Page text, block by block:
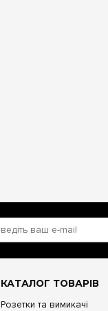
КАТАЛОГ ТОВАРІВ
Розетки та вимикачі